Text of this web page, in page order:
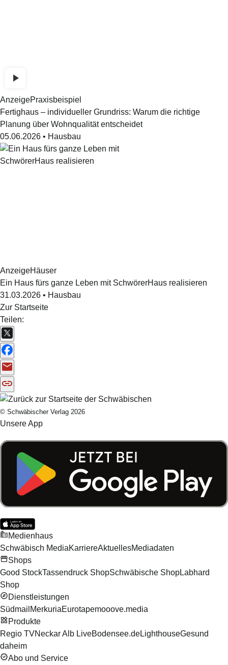
AnzeigePraxisbeispiel
Fertighaus – individueller Grundriss: Warum die richtige
Planung über Wohnqualität entscheidet
05.06.2026 • Hausbau
AnzeigeHäuser
Ein Haus fürs ganze Leben mit SchwörerHaus realisieren
31.03.2026 • Hausbau
Zur Startseite
Teilen:
© Schwäbischer Verlag 2026
Unsere App
Medienhaus
Schwäbisch MediaKarriereAktuellesMediadaten
Shops
Good StockTassendruck ShopSchwäbische ShopLabhard
Shop
Dienstleistungen
Südmail MerkuriaEurotapemooove.media
Produkte
Regio TVNeckar Alb LiveBodensee.deLighthouseGesund
daheim
Abo und Service